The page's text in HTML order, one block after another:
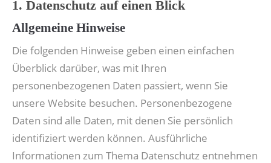
1. Datenschutz auf einen Blick
Allgemeine Hinweise
Die folgenden Hinweise geben einen einfachen
Überblick darüber, was mit Ihren
personenbezogenen Daten passiert, wenn Sie
unsere Website besuchen. Personenbezogene
Daten sind alle Daten, mit denen Sie persönlich
identifiziert werden können. Ausführliche
Informationen zum Thema Datenschutz entnehmen